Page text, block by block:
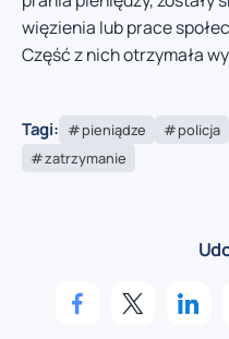
więzienia lub prace
Część z nich otrzymała
Tagi: pieniądze policja
zatrzymanie